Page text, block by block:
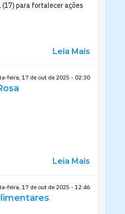
(17) para fortalecer ações
Leia Mais
feira, 17 de out de 2025 - 02:30
Leia Mais
feira, 17 de out de 2025 - 12:46